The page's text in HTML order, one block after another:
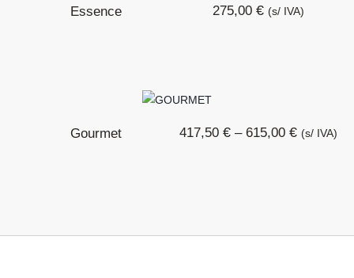
Essence 275,00 € (s/ IVA)
Gourmet 417,50 € – 615,00 € (s/ IVA)